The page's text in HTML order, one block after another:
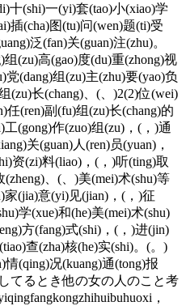
十(shi)一(yi)套(tao)小(xiao)学
插(cha)图(tu)问(wen)题(ti)受
泛(fan)关(guan)注(zhu)。
(zu)高(gao)度(du)重(zhong)视
(dang)组(zu)主(zhu)要(yao)负
(zu)长(chang)、(、)2(2)位(wei)
任(ren)副(fu)组(zu)长(chang)的
工(gong)作(zuo)组(zu)，(，)通
关(guan)人(ren)员(yuan)，
资(zi)料(liao)，(，)听(ting)取
、(、)美(mei)术(shu)等
家(jia)意(yi)见(jian)，(，)征
学(xue)和(he)美(mei)术(shu)
方(fang)式(shi)，(，)进(jin)
查(zha)核(he)实(shi)。(。)
(qing)况(kuang)通(tong)报
てるとき他の女の人のこと考
，